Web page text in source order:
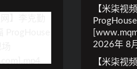
【米柒视
2026年 8
【米柒视